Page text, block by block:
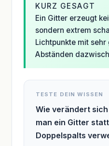
KURZ GESAGT
Ein Gitter erzeugt
sondern extrem
Lichtpunkte mit sehr
Abständen
TESTE DEIN WISSEN
Wie verändert
man ein Gitter
Doppelspalts